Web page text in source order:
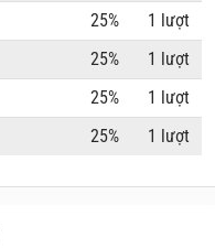
25%
1 lượt
25%
1 lượt
25%
1 lượt
25% 1 lượt